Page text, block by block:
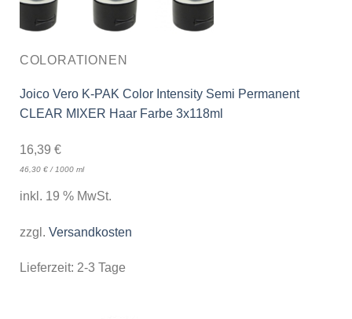
COLORATIONEN
Joico Vero K-PAK Color Intensity Semi Permanent
CLEAR MIXER Haar Farbe 3x118ml
16,39 €
46,30 €/ 1000 ml
inkl. 19 % MwSt.
zzgl. Versandkosten
Lieferzeit: 2-3 Tage